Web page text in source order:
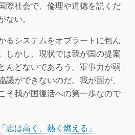
際社会で、倫理や道徳を説くだ
ない。
るシステムをオブラートに包ん
しかし、現状では我が国の提案
んどないであろう。軍事力が弱
議ができないのだ。我が国が、
そ我が国復活への第一歩なので
志は高く、熱く燃える」